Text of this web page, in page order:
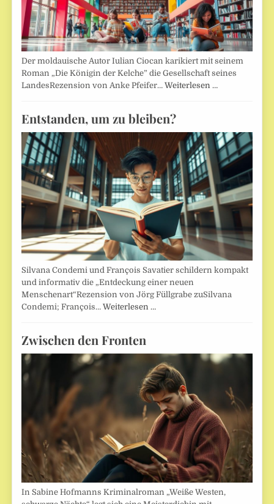
Der moldauische Autor Iulian Ciocan karikiert mit seinem
Roman „Die Königin der Kelche” die Gesellschaft seines
LandesRezension von Anke Pfeifer…Weiterlesen …
Entstanden, um zu bleiben?
Silvana Condemi und François Savatier schildern kompakt
und informativ die „Entdeckung einer neuen
Menschenart“Rezension von Jörg Füllgrabe zuSilvana
Condemi; François…Weiterlesen …
Zwischen den Fronten
In Sabine Hofmanns Kriminalroman „Weiße Westen,